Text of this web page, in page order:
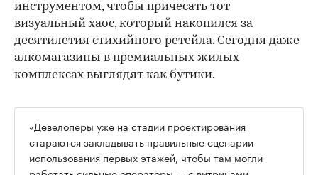
инструментом, чтобы причесать тот
визуальный хаос, который накопился за
десятилетия стихийного ретейла. Сегодня даже
алкомагазины в премиальных жилых
комплексах выглядят как бутики.
«Девелоперы уже на стадии проектирования
стараются закладывать правильные сценарии
использования первых этажей, чтобы там могли